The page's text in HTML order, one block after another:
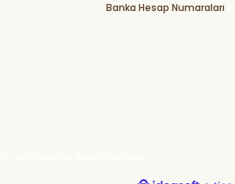
Banka Hesap Numaraları